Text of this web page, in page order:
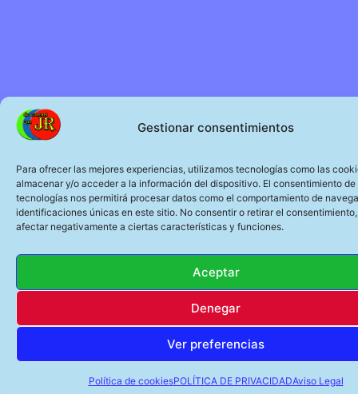
Gestionar consentimientos
Para ofrecer las mejores experiencias, utilizamos tecnologías como las
almacenar y/o acceder a la información del dispositivo. El consentimiento de
tecnologías nos permitirá procesar datos como el comportamiento de
identificaciones únicas en este sitio. No consentir o retirar el
afectar negativamente a ciertas características y funciones.
Aceptar
Denegar
Ver preferencias
Política de cookiesPOLÍTICA DE PRIVACIDADAviso Legal